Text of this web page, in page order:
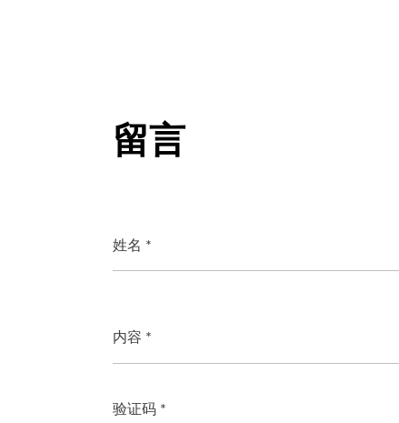
留言
姓名 *
内容 *
验证码 *